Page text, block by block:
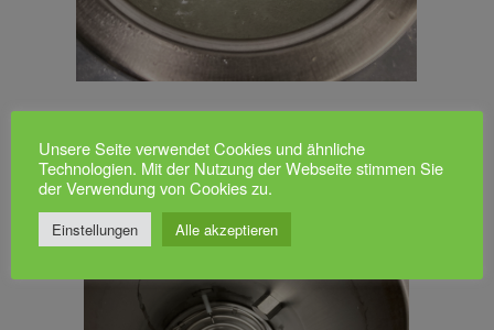
Unsere Seite verwendet Cookies und ähnliche
Technologien. Mit der Nutzung der Webseite stimmen Sie
der Verwendung von Cookies zu.
Einstellungen Alle akzeptieren